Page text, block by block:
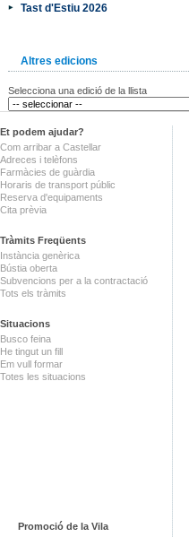
Tast d'Estiu 2026
Altres edicions
Selecciona una edició de la llista
Et podem ajudar?
Com arribar a Castellar
Adreces i telèfons
Farmàcies de guàrdia
Horaris de transport públic
Reserva d'equipaments
Cita prèvia
Tràmits Freqüents
Instància genèrica
Bústia oberta
Subvencions per a la contractació
Tots els tràmits
Situacions
Busco feina
He tingut un fill
Em vull formar
Totes les situacions
Promoció de la Vila